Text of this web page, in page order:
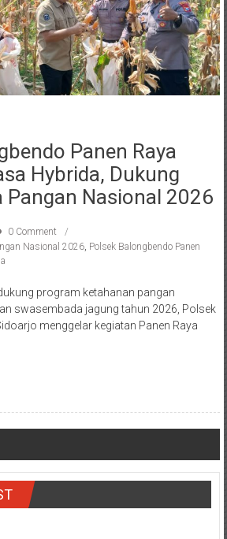
Panen Raya
Hybrida, Dukung
Pangan Nasional 2026
0 Comment
Nasional 2026, Polsek Balongbendo Panen
program ketahanan pangan
swasembada jagung tahun 2026, Polsek
menggelar kegiatan Panen Raya